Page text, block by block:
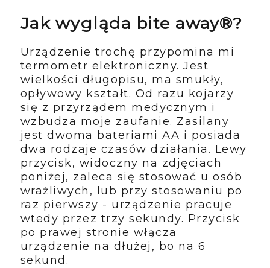
Jak wygląda bite away®?
Urządzenie trochę przypomina mi
termometr elektroniczny. Jest
wielkości długopisu, ma smukły,
opływowy kształt. Od razu kojarzy
się z przyrządem medycznym i
wzbudza moje zaufanie. Zasilany
jest dwoma bateriami AA i posiada
dwa rodzaje czasów działania. Lewy
przycisk, widoczny na zdjęciach
poniżej, zaleca się stosować u osób
wrażliwych, lub przy stosowaniu po
raz pierwszy - urządzenie pracuje
wtedy przez trzy sekundy. Przycisk
po prawej stronie włącza
urządzenie na dłużej, bo na 6
sekund.